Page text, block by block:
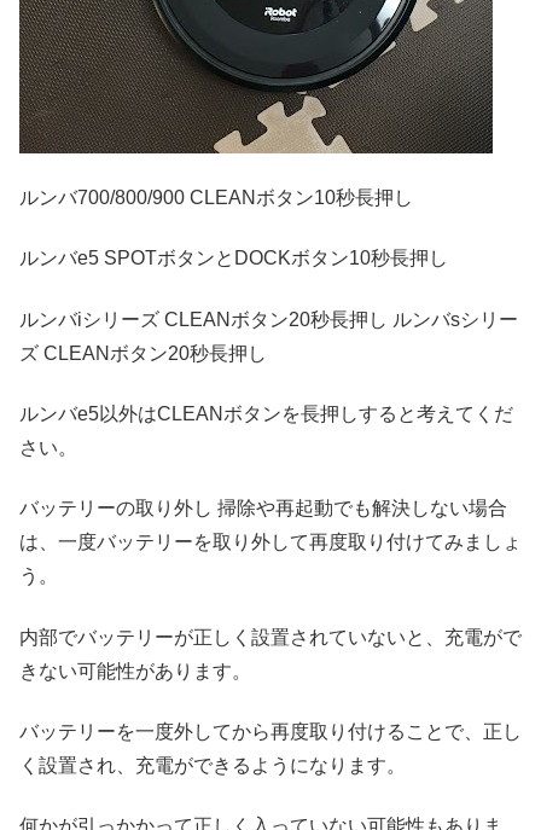
ルンバ700/800/900 CLEANボタン10秒長押し
ルンバe5 SPOTボタンとDOCKボタン10秒長押し
ルンバiシリーズ CLEANボタン20秒長押し ルンバsシリー
ズ CLEANボタン20秒長押し
ルンバe5以外はCLEANボタンを長押しすると考えてくだ
さい。
バッテリーの取り外し 掃除や再起動でも解決しない場合
は、一度バッテリーを取り外して再度取り付けてみましょ
う。
内部でバッテリーが正しく設置されていないと、充電がで
きない可能性があります。
バッテリーを一度外してから再度取り付けることで、正し
く設置され、充電ができるようになります。